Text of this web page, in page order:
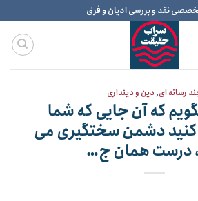
نقد و بررسی ادیان و فرق
رسانه ای,دین و دینداری
که آن جایی که شما
دشمن سختگیری می
درست همان ج…